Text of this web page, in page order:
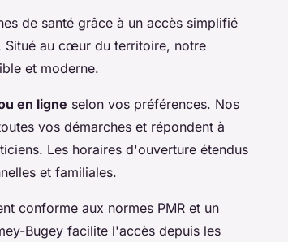
de santé grâce à un accès simplifié
Situé au cœur du territoire, notre
et moderne.
en ligne selon vos préférences. Nos
vos démarches et répondent à
Les horaires d'ouverture étendus
et familiales.
conforme aux normes PMR et un
Bugey facilite l'accès depuis les